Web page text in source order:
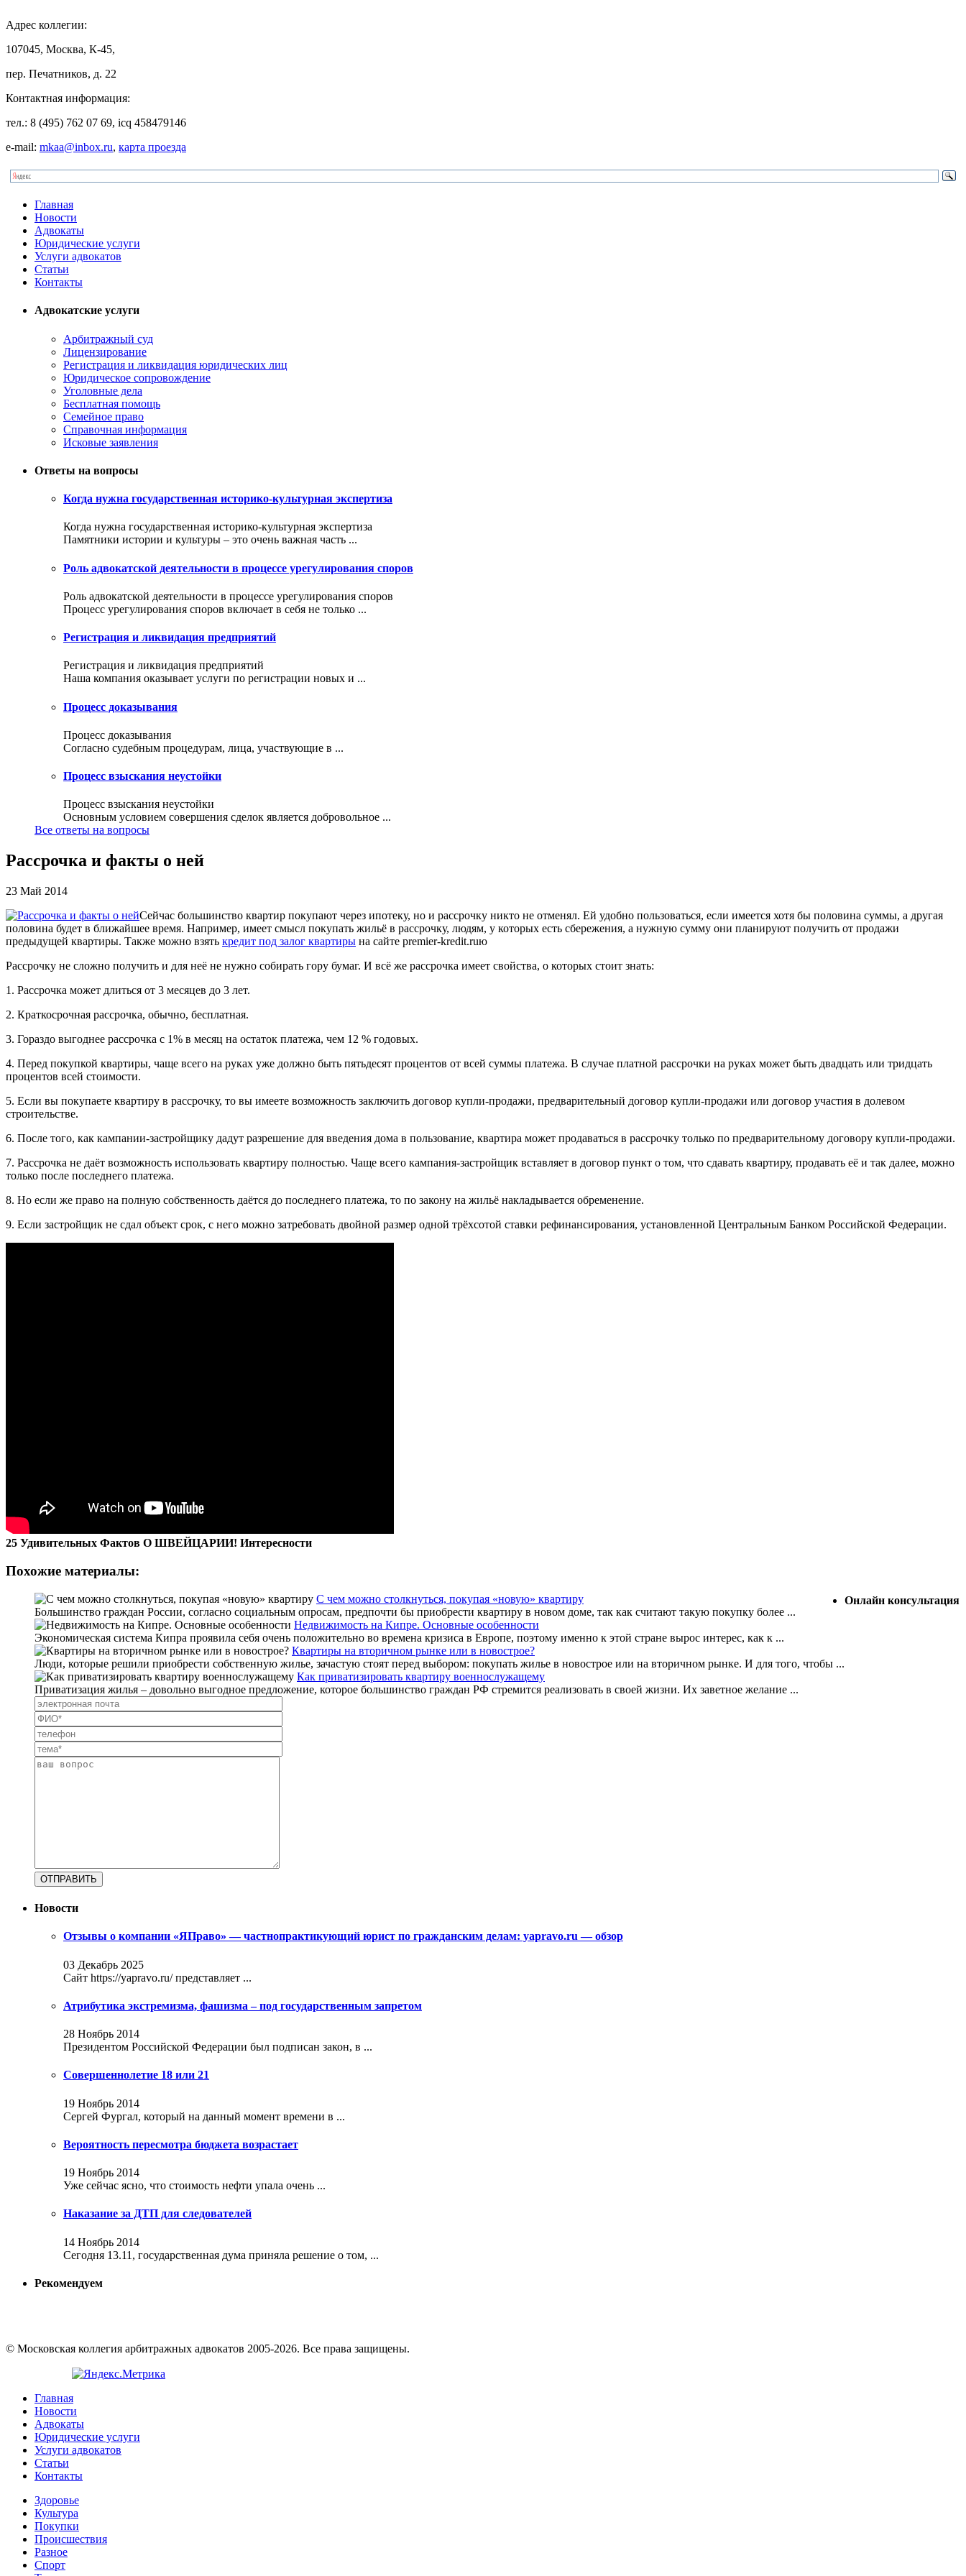
Адрес коллегии:
107045, Москва, К-45,
пер. Печатников, д. 22
Контактная информация:
тел.: 8 (495) 762 07 69, icq 458479146
e-mail: mkaa@inbox.ru, карта проезда
Главная
Новости
Адвокаты
Юридические услуги
Услуги адвокатов
Статьи
Контакты
Адвокатские услуги
Арбитражный суд
Лицензирование
Регистрация и ликвидация юридических лиц
Юридическое сопровождение
Уголовные дела
Бесплатная помощь
Семейное право
Справочная информация
Исковые заявления
Ответы на вопросы
Когда нужна государственная историко-культурная экспертиза
Когда нужна государственная историко-культурная экспертиза
Памятники истории и культуры – это очень важная часть ...
Роль адвокатской деятельности в процессе урегулирования споров
Роль адвокатской деятельности в процессе урегулирования споров
Процесс урегулирования споров включает в себя не только ...
Регистрация и ликвидация предприятий
Регистрация и ликвидация предприятий
Наша компания оказывает услуги по регистрации новых и ...
Процесс доказывания
Процесс доказывания
Согласно судебным процедурам, лица, участвующие в ...
Процесс взыскания неустойки
Процесс взыскания неустойки
Основным условием совершения сделок является добровольное ...
Все ответы на вопросы
Рассрочка и факты о ней
23 Май 2014
Сейчас большинство квартир покупают через ипотеку, но и рассрочку никто не отменял. Ей удобно пользоваться, если имеется хотя бы половина суммы, а другая
половина будет в ближайшее время. Например, имеет смысл покупать жильё в рассрочку, людям, у которых есть сбережения, а нужную сумму они планируют получить от продажи
предыдущей квартиры. Также можно взять кредит под залог квартиры на сайте premier-kredit.ruю
Рассрочку не сложно получить и для неё не нужно собирать гору бумаг. И всё же рассрочка имеет свойства, о которых стоит знать:
1. Рассрочка может длиться от 3 месяцев до 3 лет.
2. Краткосрочная рассрочка, обычно, бесплатная.
3. Гораздо выгоднее рассрочка с 1% в месяц на остаток платежа, чем 12 % годовых.
4. Перед покупкой квартиры, чаще всего на руках уже должно быть пятьдесят процентов от всей суммы платежа. В случае платной рассрочки на руках может быть двадцать или тридцать
процентов всей стоимости.
5. Если вы покупаете квартиру в рассрочку, то вы имеете возможность заключить договор купли-продажи, предварительный договор купли-продажи или договор участия в долевом
строительстве.
6. После того, как кампании-застройщику дадут разрешение для введения дома в пользование, квартира может продаваться в рассрочку только по предварительному договору купли-продажи.
7. Рассрочка не даёт возможность использовать квартиру полностью. Чаще всего кампания-застройщик вставляет в договор пункт о том, что сдавать квартиру, продавать её и так далее, можно
только после последнего платежа.
8. Но если же право на полную собственность даётся до последнего платежа, то по закону на жильё накладывается обременение.
9. Если застройщик не сдал объект срок, с него можно затребовать двойной размер одной трёхсотой ставки рефинансирования, установленной Центральным Банком Российской Федерации.
25 Удивительных Фактов О ШВЕЙЦАРИИ! Интересности
Похожие материалы:
С чем можно столкнуться, покупая «новую» квартиру
Большинство граждан России, согласно социальным опросам, предпочти бы приобрести квартиру в новом доме, так как считают такую покупку более ...
Недвижимость на Кипре. Основные особенности
Экономическая система Кипра проявила себя очень положительно во времена кризиса в Европе, поэтому именно к этой стране вырос интерес, как к ...
Квартиры на вторичном рынке или в новострое?
Люди, которые решили приобрести собственную жилье, зачастую стоят перед выбором: покупать жилье в новострое или на вторичном рынке. И для того, чтобы ...
Как приватизировать квартиру военнослужащему
Приватизация жилья – довольно выгодное предложение, которое большинство граждан РФ стремится реализовать в своей жизни. Их заветное желание ...
Онлайн консультация
Новости
Отзывы о компании «ЯПраво» — частнопрактикующий юрист по гражданским делам: yapravo.ru — обзор
03 Декабрь 2025
Сайт https://yapravo.ru/ представляет ...
Атрибутика экстремизма, фашизма – под государственным запретом
28 Ноябрь 2014
Президентом Российской Федерации был подписан закон, в ...
Совершеннолетие 18 или 21
19 Ноябрь 2014
Сергей Фургал, который на данный момент времени в ...
Вероятность пересмотра бюджета возрастает
19 Ноябрь 2014
Уже сейчас ясно, что стоимость нефти упала очень ...
Наказание за ДТП для следователей
14 Ноябрь 2014
Сегодня 13.11, государственная дума приняла решение о том, ...
Рекомендуем
© Московская коллегия арбитражных адвокатов 2005-2026. Все права защищены.
Главная
Новости
Адвокаты
Юридические услуги
Услуги адвокатов
Статьи
Контакты
Здоровье
Культура
Покупки
Происшествия
Разное
Спорт